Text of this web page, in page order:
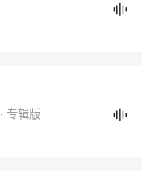
· 专辑版